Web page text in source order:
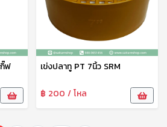
ฟ เข่งปลาทู PT 7นิ้ว SRM
฿ 200 / โหล